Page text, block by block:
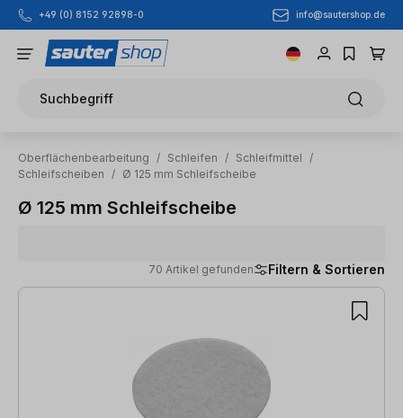
Zum Hauptinhalt springen
+49 (0) 8152 92898-0 info@sautershop.de
Suchbegriff
Oberflächenbearbeitung / Schleifen / Schleifmittel
/
Schleifscheiben
/ Ø 125 mm Schleifscheibe
Ø 125 mm Schleifscheibe
70 Artikel gefunden Filtern & Sortieren
70 Artikel gefunden